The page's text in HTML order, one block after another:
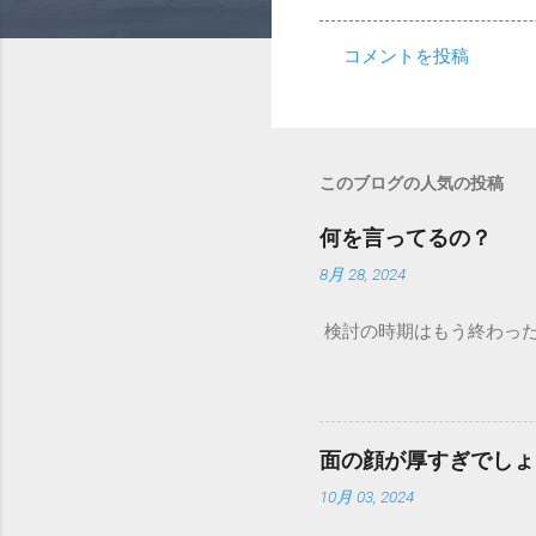
ト
コメントを投稿
このブログの人気の投稿
何を言ってるの？
8月 28, 2024
検討の時期はもう終わっ
面の顔が厚すぎでしょ
10月 03, 2024